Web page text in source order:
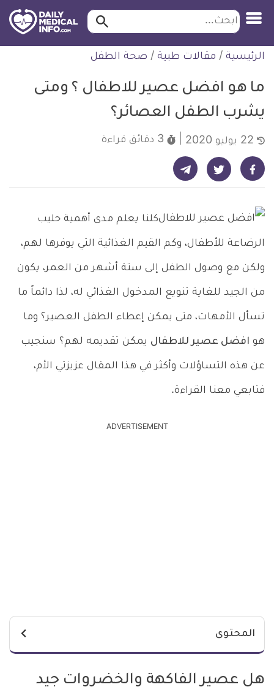
التخطي
للمحتوى
ابحث ابحث…
الرئيسية / مقالات طبية / صحة الطفل
ما هو افضل عصير للاطفال ؟ ومتى
يشرب الطفل العصائر؟
3 دقائق قراءة
شارك على فيسبوك - ديلي ميديكال انفو شارك على تويتر - ديلي ميديكال انفو شارك على تيليجرام - ديلي ميديكال انفو
كلنا يعلم مدى أهمية حليب
الرضاعة للأطفال، وكم القيم الغذائية التي يوفرها لهم،
ولكن مع وصول الطفل إلى ستة أشهر من العمر، يكون
من الجيد للغاية تنويع المدخول الغذائي له، لذا دائماً ما
تسأل الأمهات، متى يمكن إعطاء الطفل العصير؟ وما
هو افضل عصير للاطفال يمكن تقديمه لهم؟ سنجيب
عن هذه التساؤلات وأكثر في هذا المقال عزيزتي الأم،
فتابعي معنا القراءة.
ADVERTISEMENT
المحتوى
هل عصير الفاكهة والخضروات جيد